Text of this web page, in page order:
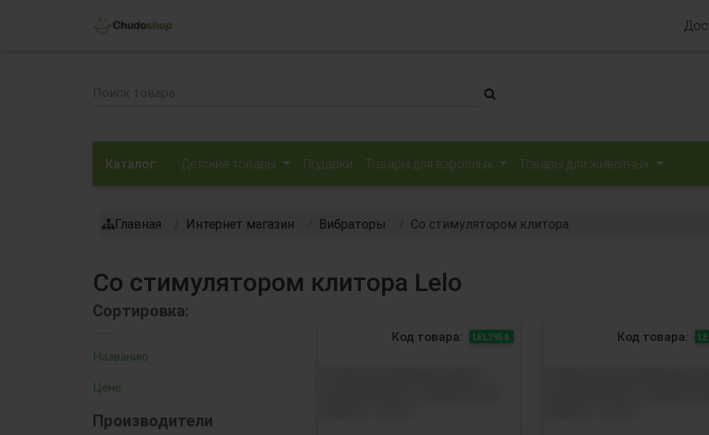
Каталог Детские товары Подарки Товары для взрослых Товары для животных
Главная Интернет магазин Вибраторы Со стимулятором клитора
Со стимулятором клитора Lelo
Сортировка:
Названию
Цене
Производители
Код товара: LEL7956 Код товара: